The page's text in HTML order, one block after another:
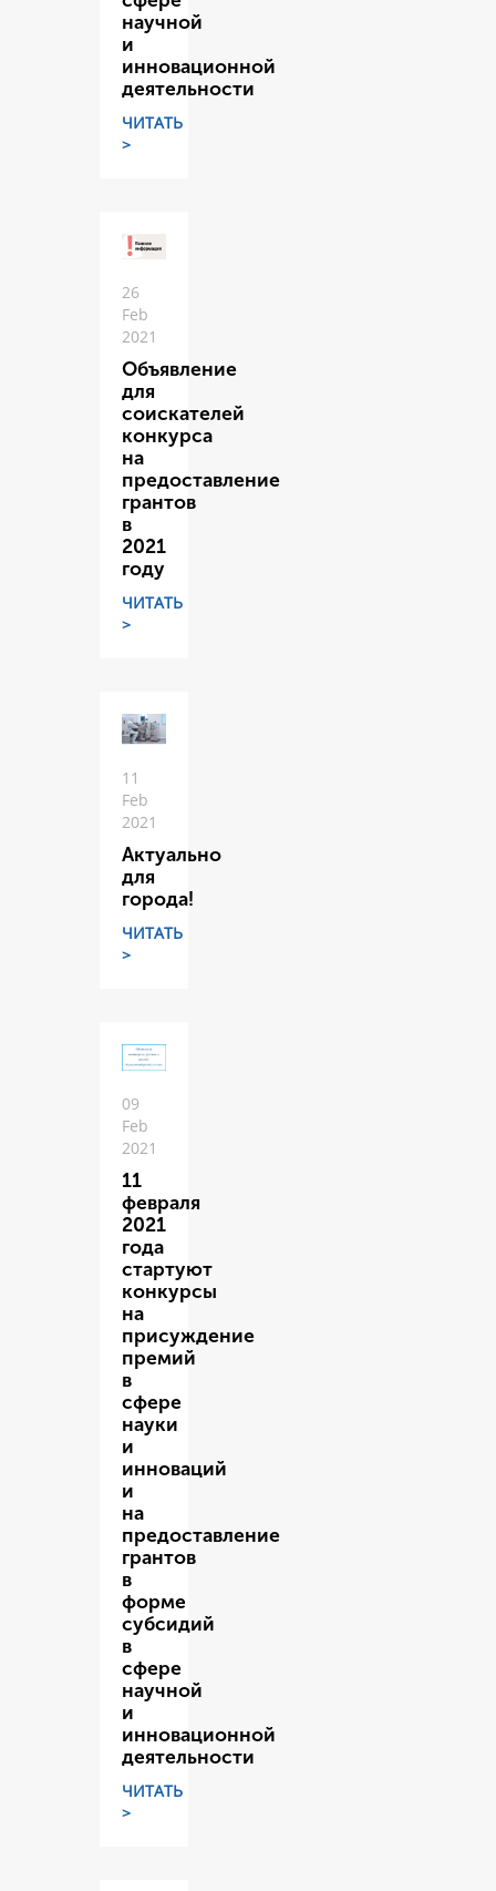
научной
и
инновационной
деятельности
ЧИТАТЬ
>
26
Feb
2021
Объявление
для
соискателей
конкурса
на
предоставление
грантов
в
2021
году
ЧИТАТЬ
>
11
Feb
2021
Актуально
для
города!
ЧИТАТЬ
>
09
Feb
2021
11
февраля
2021
года
стартуют
конкурсы
на
присуждение
премий
в
сфере
науки
и
инноваций
и
на
предоставление
грантов
в
форме
субсидий
в
сфере
научной
и
инновационной
деятельности
ЧИТАТЬ
>